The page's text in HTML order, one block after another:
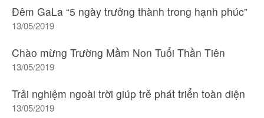
Đêm GaLa “5 ngày trưởng thành trong hạnh phúc”
13/05/2019
Chào mừng Trường Mầm Non Tuổi Thần Tiên
13/05/2019
Trải nghiệm ngoài trời giúp trẻ phát triển toàn diện
13/05/2019